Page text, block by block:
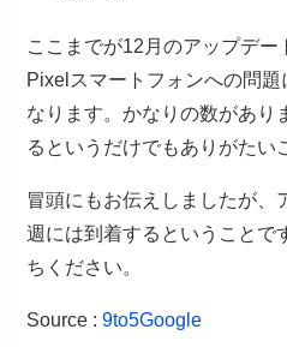
ここまでが12月のアップデ
Pixelスマートフォンへの問
なります。かなりの数があり
るというだけでもありがたい
冒頭にもお伝えしましたが、
週には到着するということで
ちください。
Source :9to5Google